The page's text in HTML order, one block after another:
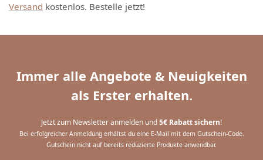
Versand kostenlos. Bestelle jetzt!
Immer alle Angebote & Neuigkeiten
als Erster erhalten.
Jetzt zum Newsletter anmelden und5€ Rabatt sichern!
Bei erfolgreicher Anmeldung erhältst du eine E-Mail mit dem Gutschein-Code.
Gutschein nicht auf bereits reduzierte Produkte anwendbar.